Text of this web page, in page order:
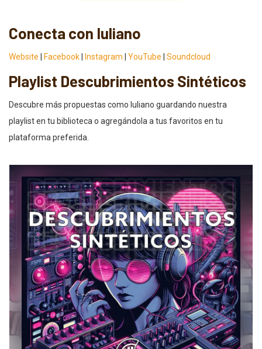
Conecta con Iuliano
Website Facebook Instagram YouTube Soundcloud
Playlist Descubrimientos Sintéticos
Descubre más propuestas como Iuliano guardando nuestra
playlist en tu biblioteca o agregándola a tus favoritos en tu
plataforma preferida.